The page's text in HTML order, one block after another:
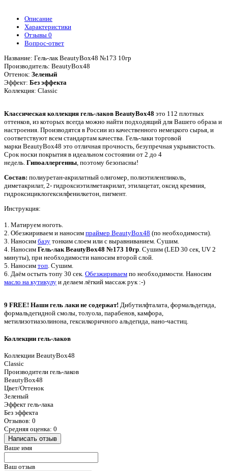
Описание
Характеристики
Отзывы 0
Вопрос-ответ
Название: Гель-лак BeautyBox48 №173 10гр
Производитель: BeautyBox48
Оттенок: Зеленый
Эффект: Без эффекта
Коллекция: Classic
Классическая коллекция гель-лаков BeautyBox48 это 112 плотных
оттенков, из которых всегда можно найти подходящий для Вашего образа и
настроения. Производятся в России из качественного немецкого сырья, и
соответствуют всем стандартам качества. Гель-лаки торговой
марки BeautyBox48 это отличная прочность, безупречная укрывистость.
Срок носки покрытия в идеальном состоянии от 2 до 4
недель. Гипоаллергенны, поэтому безопасны!
Состав: полиуретан-акрилатный олигомер, полиэтиленгликоль,
диметакрилат, 2- гидроксиэтилметакрилат, этилацетат, оксид кремния,
гидроксициклогексилфенилкетон, пигмент.
Инструкция:
1. Матируем ноготь.
2. Обезжириваем и наносим праймер BeautyBox48 (по необходимости).
3. Наносим базу тонким слоем или с выравниванием. Сушим.
4. Наносим Гель-лак BeautyBox48 №173 10гр. Сушим (LED 30 сек, UV 2
минуты), при необходимости наносим второй слой.
5. Наносим топ. Сушим.
6. Даём остыть топу 30 сек. Обезжириваем по необходимости. Наносим
масло на кутикулу и делаем лёгкий массаж рук :-)
9 FREE! Наши гель лаки не содержат! Дибутилфталата, формальдегида,
формальдегидной смолы, толуола, парабенов, камфора,
метилизотиазолинона, гексилкоричного альдегида, нано-частиц.
Коллекции гель-лаков
Коллекции BeautyBox48
Classic
Производители гель-лаков
BeautyBox48
Цвет/Оттенок
Зеленый
Эффект гель-лака
Без эффекта
Отзывов: 0
Средняя оценка: 0
Написать отзыв
Ваше имя
Ваш отзыв